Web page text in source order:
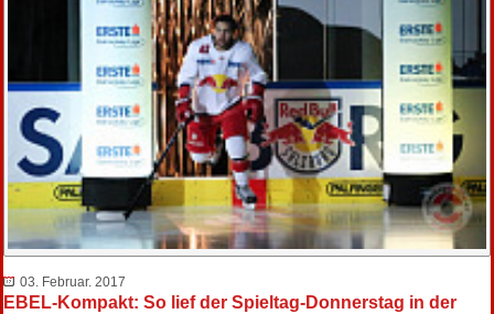
03. Februar. 2017
EBEL-Kompakt: So lief der Spieltag-Donnerstag in der